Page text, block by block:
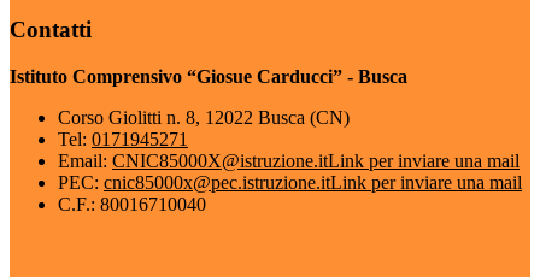
Contatti
Istituto Comprensivo “Giosue Carducci” - Busca
Corso Giolitti n. 8, 12022 Busca (CN)
Tel: 0171945271
Email: CNIC85000X@istruzione.itLink per inviare una mail
PEC: cnic85000x@pec.istruzione.itLink per inviare una mail
C.F.: 80016710040